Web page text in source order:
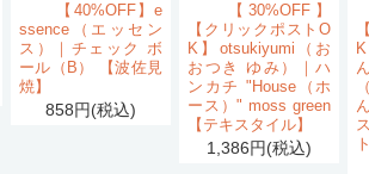
【40%OFF】e
ssence（エッセン
ス）｜チェック ボ
ール（B） 【波佐見
焼】
858円(税込)
【30%OFF】
【クリックポストO
K】otsukiyumi（お
おつき ゆみ）｜ハ
ンカチ "House（ホ
ース）" moss green
【テキスタイル】
1,386円(税込)